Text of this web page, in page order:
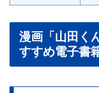
漫画「山田く
すすめ電子書